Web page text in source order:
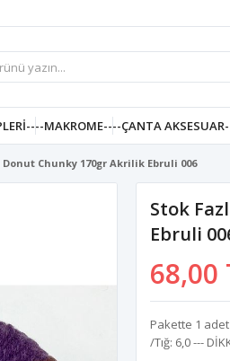
--MAKROME----ÇANTA
Chunky 170gr Akrilik Ebruli 006
Stok
Ebruli
68,00
Pakette 1
/Tığ: 6,0 ---